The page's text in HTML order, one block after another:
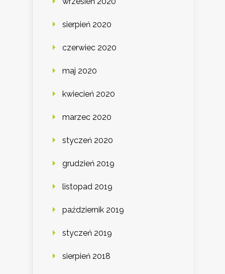
sierpień 2020
czerwiec 2020
maj 2020
kwiecień 2020
marzec 2020
styczeń 2020
grudzień 2019
listopad 2019
październik 2019
styczeń 2019
sierpień 2018